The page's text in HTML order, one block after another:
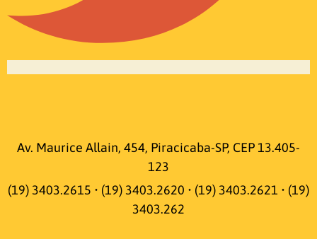
Av. Maurice Allain, 454, Piracicaba-SP, CEP 13.405-
123
(19) 3403.2615 • (19) 3403.2620 • (19) 3403.2621 • (19)
3403.262